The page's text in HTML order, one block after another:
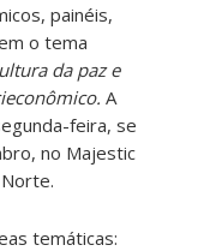
painéis,
o tema
da paz e
A
feira, se
no Majestic
temáticas: